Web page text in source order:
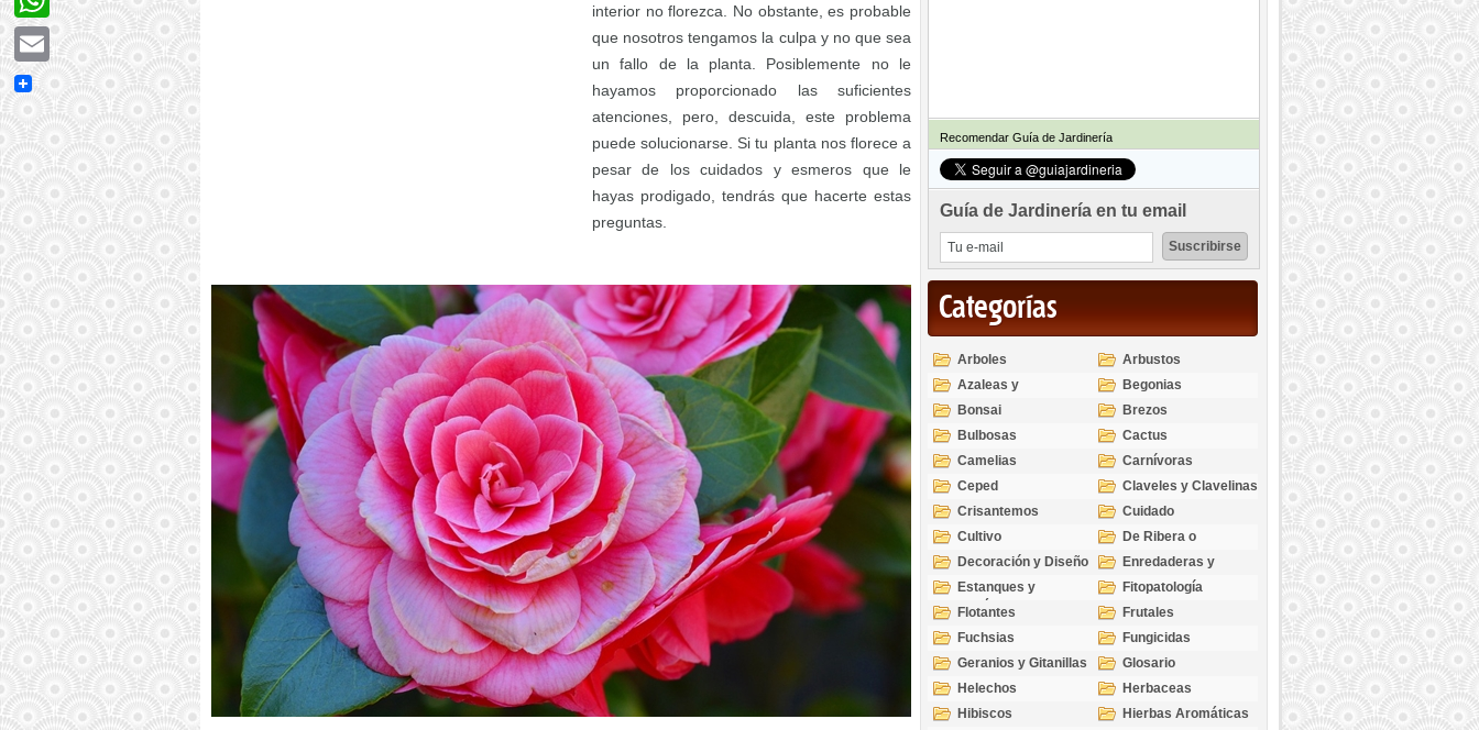
interior no florezca. No obstante, es probable
que nosotros tengamos la culpa y no que sea
un fallo de la planta. Posiblemente no le
hayamos proporcionado las suficientes
atenciones, pero, descuida, este problema
puede solucionarse. Si tu planta nos florece a
pesar de los cuidados y esmeros que le
hayas prodigado, tendrás que hacerte estas
preguntas.
Recomendar Guía de Jardinería
Guía de Jardinería en tu email
Categorías
Arboles
Arbustos
Azaleas y
Rododendros
Begonias
Bonsai
Brezos
Bulbosas
Cactus
Camelias
Carnívoras
Ceped
Claveles y Clavelinas
Crisantemos
Cuidado
Cultivo
De Ribera o
Palustres
Decoración y Diseño
Enredaderas y
cubresuelos
Estanques y
Acuáticas
Fitopatología
Flotantes
Frutales
Fuchsias
Fungicidas
Geranios y Gitanillas
Glosario
Helechos
Herbaceas
Hibiscos
Hierbas Aromáticas
WhatsApp
Email